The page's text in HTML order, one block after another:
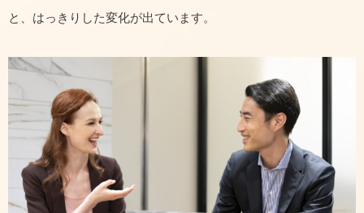
と、はっきりした変化が出ています。